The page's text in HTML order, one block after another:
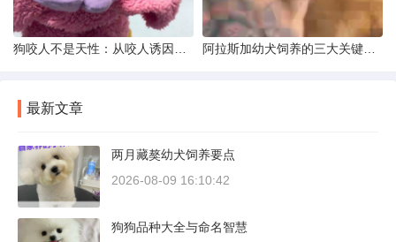
最新文章
两月藏獒幼犬饲养要点
2026-08-09 16:10:42
狗狗品种大全与命名智慧